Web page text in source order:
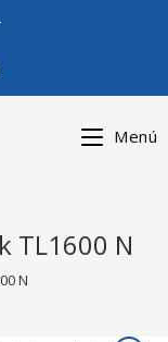
Menú
TL1600 N
N